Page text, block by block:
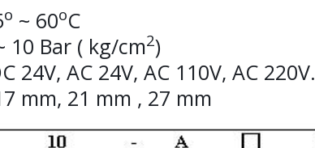
o ~ 60oC
10 Bar ( kg/cm2)
24V, AC 24V, AC 110V, AC 220V.
mm, 21 mm , 27 mm